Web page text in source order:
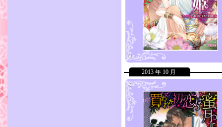
2013 年 10 月